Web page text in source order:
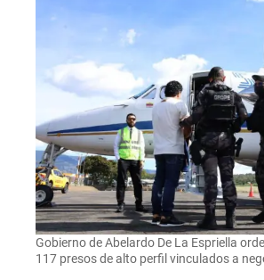
Gobierno de Abelardo De La Espriella
117 presos de alto perfil vinculados a